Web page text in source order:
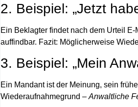
2. Beispiel: „Jetzt
Ein Beklagter findet nach dem Urteil
auffindbar. Fazit: Möglicherweise
3. Beispiel: „Mein
Ein Mandant ist der Meinung, sein
Wiederaufnahmegrund – Anwaltliche